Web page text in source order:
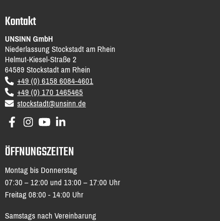
Kontakt
UNSINN GmbH
Niederlassung Stockstadt am Rhein
Helmut-Kiesel-Straße 2
64589Stockstadt am Rhein
DE +49 (0) 6158 6084-4601
+49 (0) 170 1465465
email
stockstadt@unsinn.de
ÖFFNUNGSZEITEN
Montag bis Donnerstag
07:30 – 12:00 und 13:00 – 17:00 Uhr
Freitag 08:00 - 14:00 Uhr
Samstags nach Vereinbarung